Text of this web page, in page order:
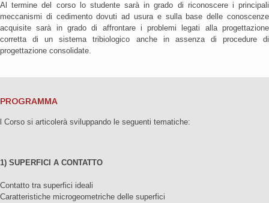
Al termine del corso lo studente sarà in grado di riconoscere i principali
meccanismi di cedimento dovuti ad usura e sulla base delle conoscenze
acquisite sarà in grado di affrontare i problemi legati alla progettazione
corretta di un sistema tribiologico anche in assenza di procedure di
progettazione consolidate.
PROGRAMMA
l Corso si articolerà sviluppando le seguenti tematiche:
1) SUPERFICI A CONTATTO
Contatto tra superfici ideali
Caratteristiche microgeometriche delle superfici